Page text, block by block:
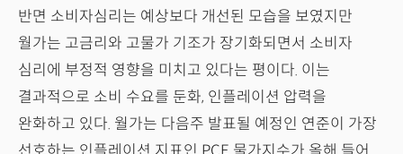
반면 소비자심리는 예상보다 개선된 모습을 보였지만
월가는 고금리와 고물가 기조가 장기화되면서 소비자
심리에 부정적 영향을 미치고 있다는 평이다. 이는
결과적으로 소비 수요를 둔화, 인플레이션 압력을
완화하고 있다. 월가는 다음주 발표될 예정인 연준이 가장